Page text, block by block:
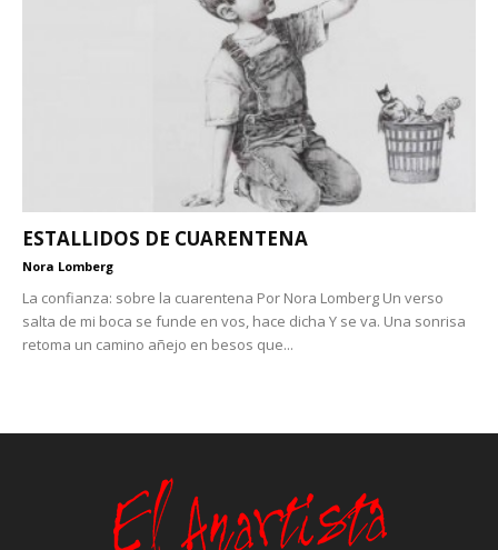
ESTALLIDOS DE CUARENTENA
Nora Lomberg
La confianza: sobre la cuarentena Por Nora Lomberg Un verso
salta de mi boca se funde en vos, hace dicha Y se va. Una sonrisa
retoma un camino añejo en besos que...